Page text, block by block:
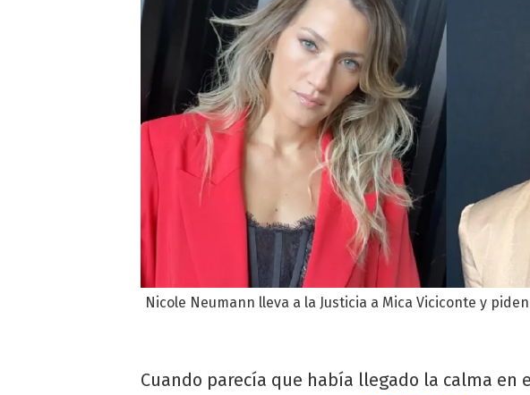
Nicole Neumann lleva a la Justicia a Mica Viciconte y
Cuando parecía que había llegado la calma en